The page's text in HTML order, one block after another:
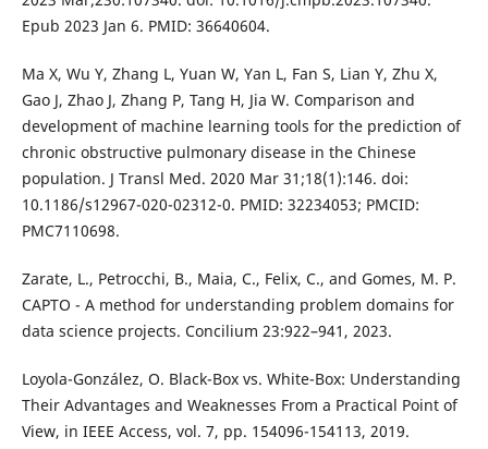
Epub 2023 Jan 6. PMID: 36640604.
Ma X, Wu Y, Zhang L, Yuan W, Yan L, Fan S, Lian Y, Zhu X,
Gao J, Zhao J, Zhang P, Tang H, Jia W. Comparison and
development of machine learning tools for the prediction of
chronic obstructive pulmonary disease in the Chinese
population. J Transl Med. 2020 Mar 31;18(1):146. doi:
10.1186/s12967-020-02312-0. PMID: 32234053; PMCID:
PMC7110698.
Zarate, L., Petrocchi, B., Maia, C., Felix, C., and Gomes, M. P.
CAPTO - A method for understanding problem domains for
data science projects. Concilium 23:922–941, 2023.
Loyola-González, O. Black-Box vs. White-Box: Understanding
Their Advantages and Weaknesses From a Practical Point of
View, in IEEE Access, vol. 7, pp. 154096-154113, 2019.